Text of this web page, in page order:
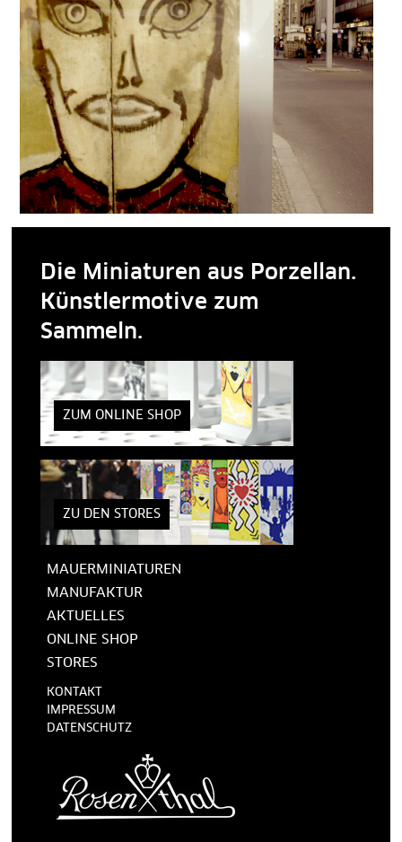
Die Miniaturen aus Porzellan.
Künstlermotive zum
Sammeln.
ZUM ONLINE SHOP
ZU DEN STORES
MAUERMINIATUREN
MANUFAKTUR
AKTUELLES
ONLINE SHOP
STORES
KONTAKT
IMPRESSUM
DATENSCHUTZ